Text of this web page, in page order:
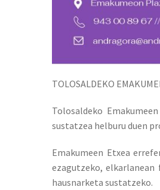
TOLOSALDEKO
Tolosaldeko
sustatzea helburu duen
Emakumeen Etxea
ezagutzeko,
hausnarketa sustatzeko.